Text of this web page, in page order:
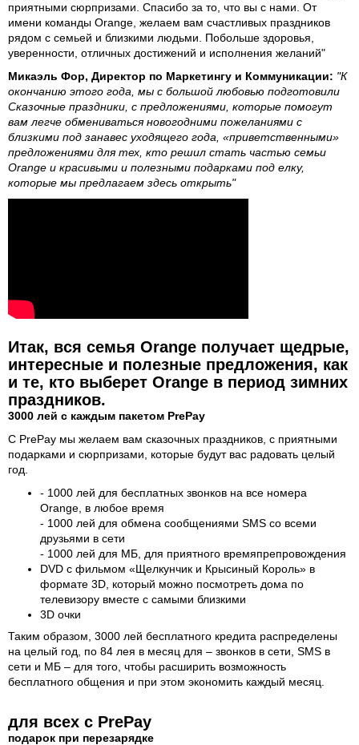
приятными сюрпризами. Спасибо за то, что вы с нами. От
имени команды Orange, желаем вам счастливых праздников
рядом с семьей и близкими людьми. Побольше здоровья,
уверенности, отличных достижений и исполнения желаний"
Микаэль Фор, Директор по Маркетингу и Коммуникации: "К
окончанию этого года, мы с большой любовью подготовили
Сказочные праздники, с предложениями, которые помогут
вам легче обмениваться новогодними пожеланиями с
близкими под занавес уходящего года, «приветственными»
предложениями для тех, кто решил стать частью семьи
Orange и красивыми и полезными подарками под елку,
которые мы предлагаем здесь открыть"
Итак, вся семья Orange получает щедрые,
интересные и полезные предложения, как
и те, кто выберет Orange в период зимних
праздников.
3000 лей с каждым пакетом PrеPay
С PrеPay мы желаем вам сказочных праздников, с приятными
подарками и сюрпризами, которые будут вас радовать целый
год.
- 1000 лей для бесплатных звонков на все номера
Orange, в любое время
- 1000 лей для обмена сообщениями SMS со всеми
друзьями в сети
- 1000 лей для МБ, для приятного времяпрепровождения
DVD с фильмом «Щелкунчик и Крысиный Король» в
формате 3D, который можно посмотреть дома по
телевизору вместе с самыми близкими
3D очки
Таким образом, 3000 лей бесплатного кредита распределены
на целый год, по 84 лея в месяц для – звонков в сети, SMS в
сети и МБ – для того, чтобы расширить возможность
бесплатного общения и при этом экономить каждый месяц.
для всех с PrePay
подарок при перезарядке